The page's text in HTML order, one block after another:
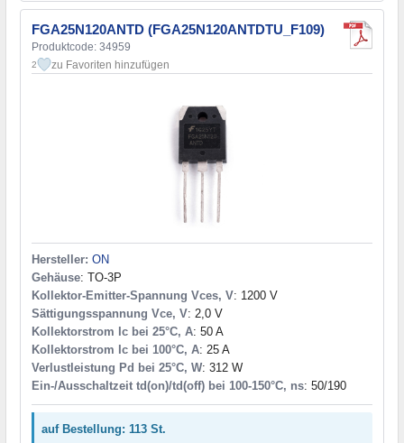
FGA25N120ANTD (FGA25N120ANTDTU_F109)
Produktcode: 34959
2 zu Favoriten hinzufügen
Hersteller: ON
Gehäuse: TO-3P
Kollektor-Emitter-Spannung Vces, V: 1200 V
Sättigungsspannung Vce, V: 2,0 V
Kollektorstrom Ic bei 25°C, A: 50 A
Kollektorstrom Ic bei 100°C, A: 25 A
Verlustleistung Pd bei 25°C, W: 312 W
Ein-/Ausschaltzeit td(on)/td(off) bei 100-150°C, ns: 50/190
auf Bestellung: 113 St.